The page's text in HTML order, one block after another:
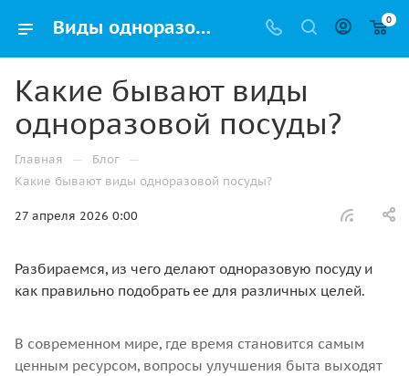
Виды одноразовой посуды: из чего сделана и какую выбрать? Обзор материалов и советы | Упак РФ 0
Какие бывают виды
одноразовой посуды?
Главная — Блог —
Какие бывают виды одноразовой посуды?
27 апреля 2026 0:00
Разбираемся, из чего делают одноразовую посуду и
как правильно подобрать ее для различных целей.
В современном мире, где время становится самым
ценным ресурсом, вопросы улучшения быта выходят